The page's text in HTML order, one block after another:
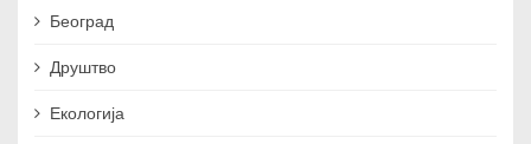
Београд
Друштво
Екологија